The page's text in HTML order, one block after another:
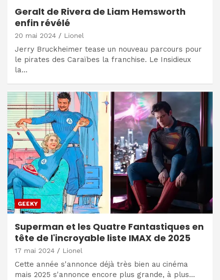
Geralt de Rivera de Liam Hemsworth
enfin révélé
20 mai 2024 Lionel
Jerry Bruckheimer tease un nouveau parcours pour
le pirates des Caraïbes la franchise. Le Insidieux
la…
GEEKY
Superman et les Quatre Fantastiques en
tête de l'incroyable liste IMAX de 2025
17 mai 2024 Lionel
Cette année s'annonce déjà très bien au cinéma
mais 2025 s'annonce encore plus grande, à plus…